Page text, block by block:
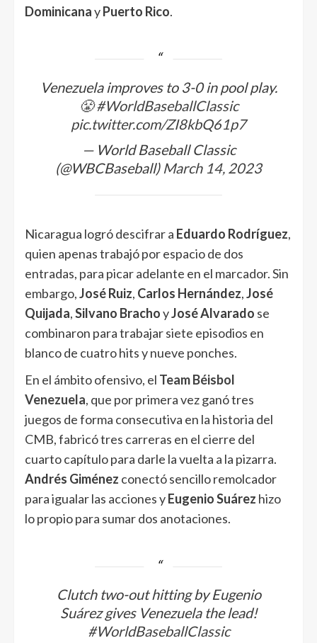
DominicanayPuerto Rico.
Venezuela improves to 3-0 in pool play.
😤#WorldBaseballClassic
pic.twitter.com/ZI8kbQ61p7
— World Baseball Classic
(@WBCBaseball) March 14, 2023
Nicaragua logró descifrar a Eduardo Rodríguez,
quien apenas trabajó por espacio de dos
entradas, para picar adelante en el marcador. Sin
embargo,José Ruiz, Carlos Hernández,José
Quijada,Silvano BrachoyJosé Alvarado se
combinaron para trabajar siete episodios en
blanco de cuatro hits y nueve ponches.
En el ámbito ofensivo, el Team Béisbol
Venezuela, que por primera vez ganó tres
juegos de forma consecutiva en la historia del
CMB, fabricó tres carreras en el cierre del
cuarto capítulo para darle la vuelta a la pizarra.
Andrés Giménez conectó sencillo remolcador
para igualar las acciones yEugenio Suárez hizo
lo propio para sumar dos anotaciones.
Clutch two-out hitting by Eugenio
Suárez gives Venezuela the lead!
#WorldBaseballClassic